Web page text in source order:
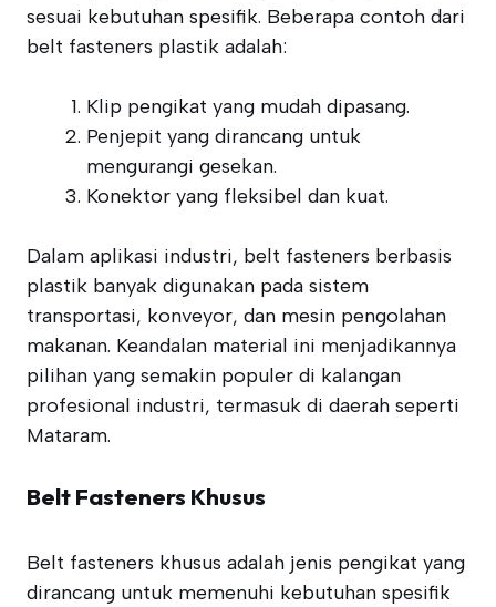
sesuai kebutuhan spesifik. Beberapa contoh dari
belt fasteners plastik adalah:
Klip pengikat yang mudah dipasang.
Penjepit yang dirancang untuk
mengurangi gesekan.
Konektor yang fleksibel dan kuat.
Dalam aplikasi industri, belt fasteners berbasis
plastik banyak digunakan pada sistem
transportasi, konveyor, dan mesin pengolahan
makanan. Keandalan material ini menjadikannya
pilihan yang semakin populer di kalangan
profesional industri, termasuk di daerah seperti
Mataram.
Belt Fasteners Khusus
Belt fasteners khusus adalah jenis pengikat yang
dirancang untuk memenuhi kebutuhan spesifik